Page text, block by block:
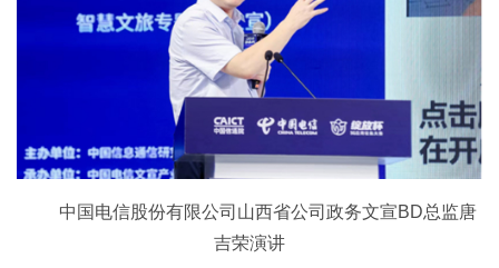
中国电信股份有限公司山西省公司政务文宣BD总监唐
吉荣演讲